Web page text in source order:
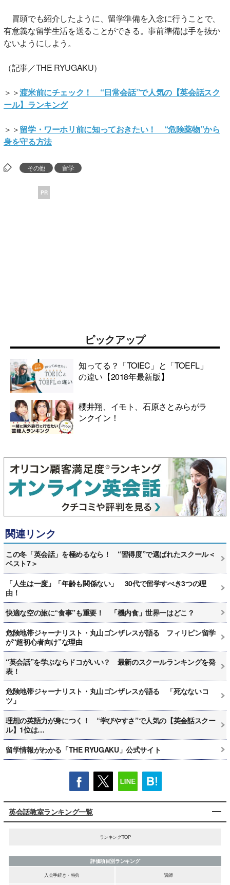
冒頭でも紹介したように、留学準備を入念に行うことで、
有意義な留学生活を送ることができる。事前準備は手を抜か
ないようにしよう。
（記事／THE RYUGAKU）
＞＞渡米前にチェック！ “日常会話”で人気の【英会話スク
ール】ランキング
＞＞留学・ワーホリ前に知っておきたい！ “危険薬物”から
身を守る方法
その他 留学
PR
ピックアップ
知ってる？「TOIEC」と「TOEFL」
の違い【2018年最新版】
櫻井翔、イモト、石原さとみらがラ
ンクイン！
関連リンク
この冬「英会話」を極めるなら！ “習得度”で選ばれたスクール＜
ベスト7＞
「人生は一度」「年齢も関係ない」 30代で留学すべき3つの理
由！
快適な空の旅に“食事”も重要！ 「機内食」世界一はどこ？
危険地帯ジャーナリスト・丸山ゴンザレスが語る フィリピン留学
が“超初心者向け”な理由
“英会話”を学ぶならドコがいい？ 最新のスクールランキングを発
表！
危険地帯ジャーナリスト・丸山ゴンザレスが語る 「死なないコ
ツ」
理想の英語力が身につく！ “学びやすさ”で人気の【英会話スクー
ル】1位は…
留学情報がわかる「THE RYUGAKU」公式サイト
英会話教室ランキング一覧
ランキングTOP
評価項目別ランキング
入会手続き・特典
講師